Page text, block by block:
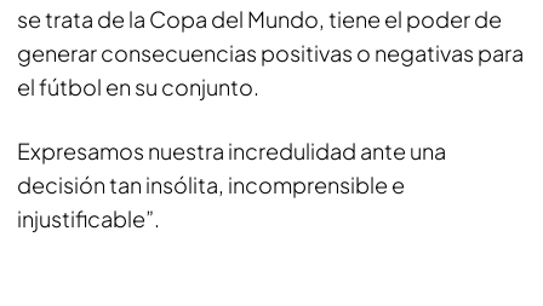
se trata de la Copa del Mundo, tiene el poder de
generar consecuencias positivas o negativas para
el fútbol en su conjunto.
Expresamos nuestra incredulidad ante una
decisión tan insólita, incomprensible e
injustificable”.